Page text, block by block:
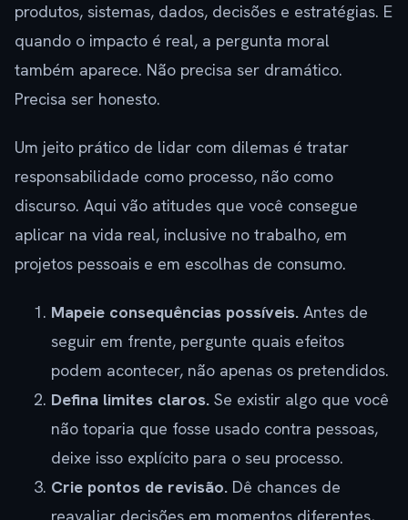
produtos, sistemas, dados, decisões e estratégias. E
quando o impacto é real, a pergunta moral
também aparece. Não precisa ser dramático.
Precisa ser honesto.
Um jeito prático de lidar com dilemas é tratar
responsabilidade como processo, não como
discurso. Aqui vão atitudes que você consegue
aplicar na vida real, inclusive no trabalho, em
projetos pessoais e em escolhas de consumo.
Mapeie consequências possíveis. Antes de
seguir em frente, pergunte quais efeitos
podem acontecer, não apenas os pretendidos.
Defina limites claros. Se existir algo que você
não toparia que fosse usado contra pessoas,
deixe isso explícito para o seu processo.
Crie pontos de revisão. Dê chances de